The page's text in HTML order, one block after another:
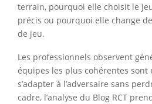
terrain, pourquoi elle choisit le
précis ou pourquoi elle change
de jeu.
Les professionnels observent
équipes les plus cohérentes sont
s’adapter à l’adversaire sans
cadre, l’analyse du Blog RCT